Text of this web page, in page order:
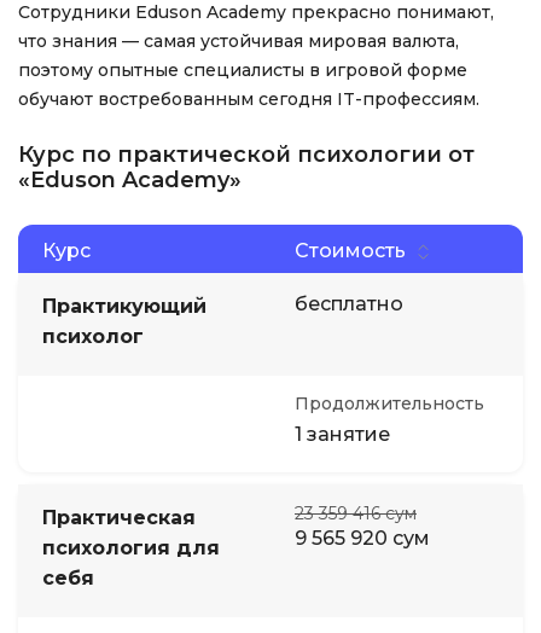
Сотрудники Eduson Academy прекрасно понимают,
что знания — самая устойчивая мировая валюта,
поэтому опытные специалисты в игровой форме
обучают востребованным сегодня IT-профессиям.
Курс по практической психологии от
«Eduson Academy»
Курс Стоимость
Практикующий
психолог
бесплатно
Продолжительность
1 занятие
Практическая
психология для
себя
23 359 416 сум
9 565 920 сум